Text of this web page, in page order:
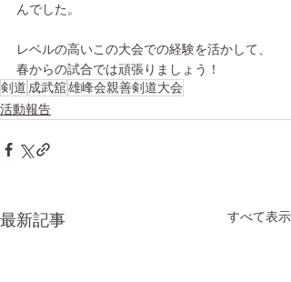
んでした。
レベルの高いこの大会での経験を活かして、
春からの試合では頑張りましょう！
剣道 成武舘雄峰会親善剣道大会
活動報告
最新記事 すべて表示